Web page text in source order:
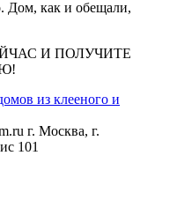
Дом, как и обещали,
И ПОЛУЧИТЕ
г. Москва, г.
101